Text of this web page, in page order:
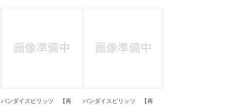
バンダイスピリッツ 【再
バンダイスピリッツ 【再